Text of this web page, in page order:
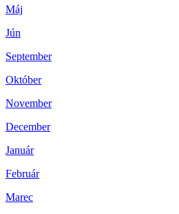
Máj
Jún
September
Október
November
December
Január
Február
Marec